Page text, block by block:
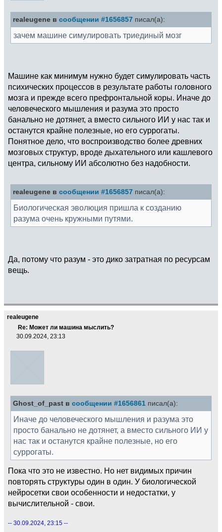
realeugene в сообщении #1656857 писал(а):
зачем машине симулировать триединый мозг
Машине как минимум нужно будет симулировать часть
психических процессов в результате работы головного
мозга и прежде всего префронтальной коры. Иначе до
человеческого мышления и разума это просто
банально не дотянет, а вместо сильного ИИ у нас так и
останутся крайне полезные, но его суррогаты.
Понятное дело, что воспроизводство более древних
мозговых структур, вроде дыхательного или кашлевого
центра, сильному ИИ абсолютно без надобности.
realeugene в сообщении #1656857 писал(а):
Биологическая эволюция пришла к созданию
разума очень кружными путями.
Да, потому что разум - это дико затратная по ресурсам
вещь.
realeugene
Re: Может ли машина мыслить?
30.09.2024, 23:13
Ghost_of_past в сообщении #1656861 писал(а):
Иначе до человеческого мышления и разума это
просто банально не дотянет, а вместо сильного ИИ у
нас так и останутся крайне полезные, но его
суррогаты.
Пока что это не известно. Но нет видимых причин
повторять структуры один в один. У биологической
нейросетки свои особенности и недостатки, у
вычислительной - свои.
-- 30.09.2024, 23:15 --